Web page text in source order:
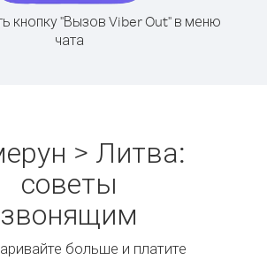
кнопку "Вызов Viber Out" в меню
чата
> Литва:
советы
звонящим
больше и платите